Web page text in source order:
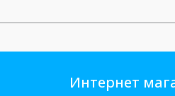
Интернет